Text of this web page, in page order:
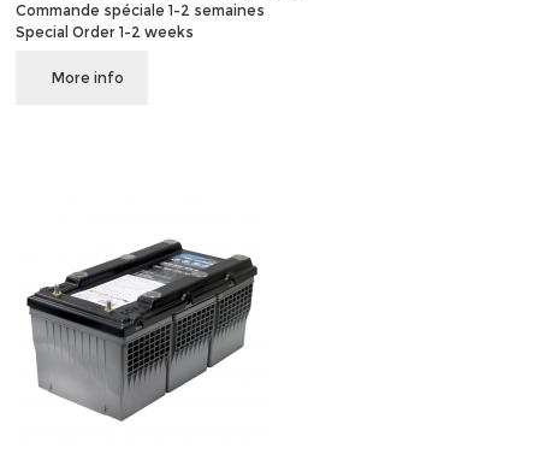
Commande spéciale 1-2 semaines
Special Order 1-2 weeks
More info